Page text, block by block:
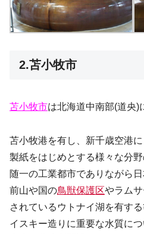
2.苫小牧市
苫小牧市は北海道中南部(道央)
苫小牧港を有し、新千歳空港
製紙をはじめとする様々な分
随一の工業都市でありながら
前山や国の鳥獣保護区やラム
されているウトナイ湖を有す
イスキー造りに重要な水質に